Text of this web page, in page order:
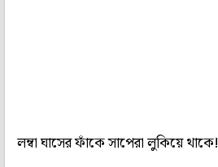
লম্বা ঘাসের ফাঁকে সাপেরা লুকিয়ে থাকে!